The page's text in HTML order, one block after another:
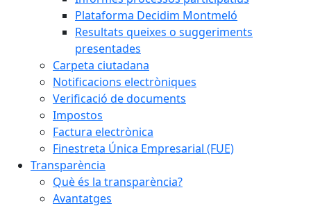
Plataforma Decidim Montmeló
Resultats queixes o suggeriments
presentades
Carpeta ciutadana
Notificacions electròniques
Verificació de documents
Impostos
Factura electrònica
Finestreta Única Empresarial (FUE)
Transparència
Què és la transparència?
Avantatges